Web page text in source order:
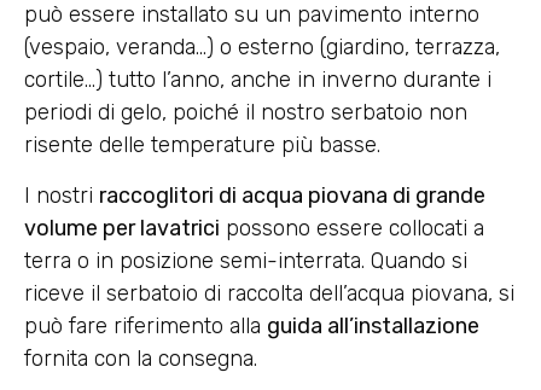
può essere installato su un pavimento interno
(vespaio, veranda…) o esterno (giardino, terrazza,
cortile…) tutto l’anno, anche in inverno durante i
periodi di gelo, poiché il nostro serbatoio non
risente delle temperature più basse.
I nostri raccoglitori di acqua piovana di grande
volume per lavatrici possono essere collocati a
terra o in posizione semi-interrata. Quando si
riceve il serbatoio di raccolta dell’acqua piovana, si
può fare riferimento alla guida all’installazione
fornita con la consegna.